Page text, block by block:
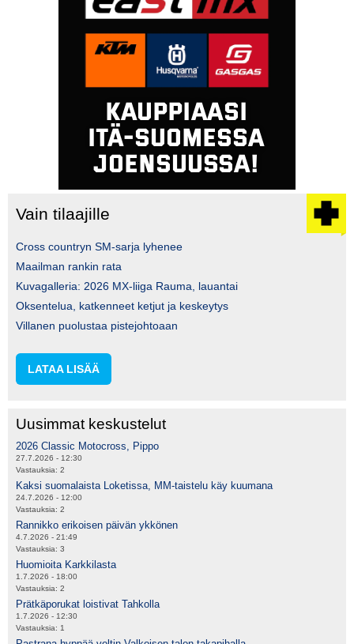
Vain tilaajille
Cross countryn SM-sarja lyhenee
Maailman rankin rata
Kuvagalleria: 2026 MX-liiga Rauma, lauantai
Oksentelua, katkenneet ketjut ja keskeytys
Villanen puolustaa pistejohtoaan
LATAA LISÄÄ
Uusimmat keskustelut
2026 Classic Motocross, Pippo
27.7.2026 - 12:30
Vastauksia: 2
Kaksi suomalaista Loketissa, MM-taistelu käy kuumana
24.7.2026 - 12:00
Vastauksia: 2
Rannikko erikoisen päivän ykkönen
4.7.2026 - 21:49
Vastauksia: 3
Huomioita Karkkilasta
1.7.2026 - 18:00
Vastauksia: 2
Prätkäporukat loistivat Tahkolla
1.7.2026 - 12:30
Vastauksia: 1